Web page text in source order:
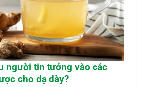
người tin tưởng vào các
cho dạ dày?